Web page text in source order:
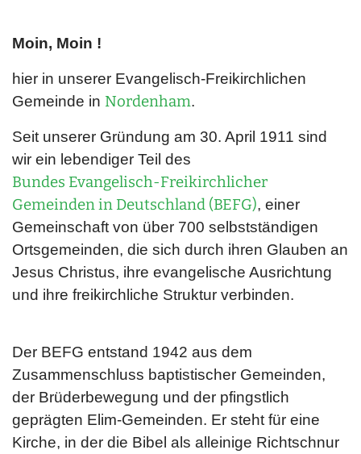
Moin, Moin !
hier in unserer Evangelisch-Freikirchlichen
Gemeinde in Nordenham.
Seit unserer Gründung am 30. April 1911 sind
wir ein lebendiger Teil des
Bundes Evangelisch-Freikirchlicher
Gemeinden in Deutschland (BEFG), einer
Gemeinschaft von über 700 selbstständigen
Ortsgemeinden, die sich durch ihren Glauben an
Jesus Christus, ihre evangelische Ausrichtung
und ihre freikirchliche Struktur verbinden.
Der BEFG entstand 1942 aus dem
Zusammenschluss baptistischer Gemeinden,
der Brüderbewegung und der pfingstlich
geprägten Elim-Gemeinden. Er steht für eine
Kirche, in der die Bibel als alleinige Richtschnur